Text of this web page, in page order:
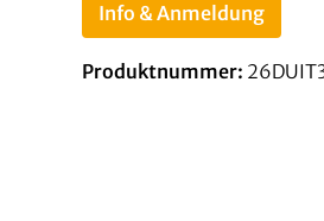
Info & Anmeldung
Produktnummer: